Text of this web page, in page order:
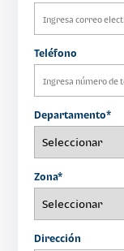
Teléfono
Departamento*
Zona*
Dirección